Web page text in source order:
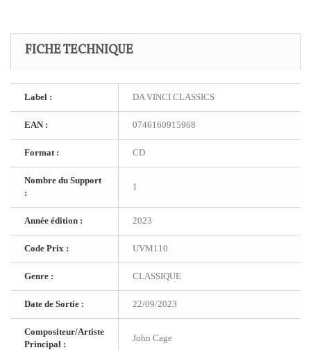
FICHE TECHNIQUE
Label : DA VINCI CLASSICS
EAN : 0746160915968
Format : CD
Nombre du Support
:
1
Année édition : 2023
Code Prix : UVM110
Genre : CLASSIQUE
Date de Sortie : 22/09/2023
Compositeur/Artiste
Principal :
John Cage